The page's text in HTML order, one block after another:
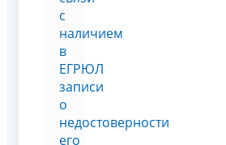
с
наличием
в
ЕГРЮЛ
записи
о
недостоверности
его